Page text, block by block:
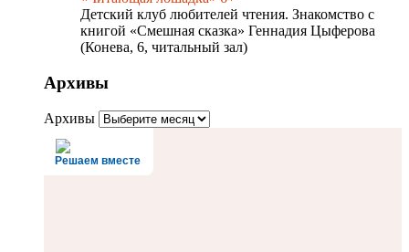
Детский клуб любителей чтения. Знакомство с
книгой «Смешная сказка» Геннадия Цыферова
(Конева, 6, читальный зал)
Архивы
Архивы
Решаем вместе